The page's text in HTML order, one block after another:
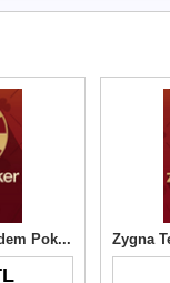
Zygna Texsas Holdem Poker 20TL